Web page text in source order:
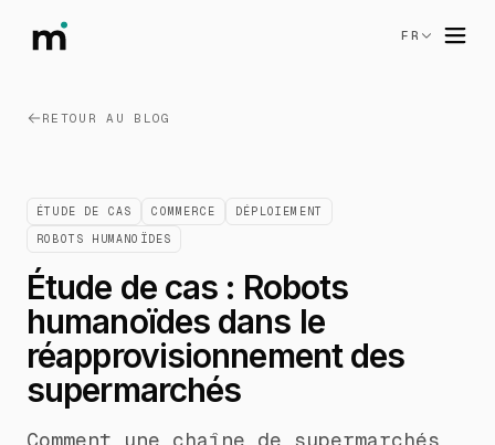
FR
RETOUR AU BLOG
ÉTUDE DE CAS COMMERCE
DÉPLOIEMENT
ROBOTS HUMANOÏDES
Étude de cas : Robots
humanoïdes dans le
réapprovisionnement des
supermarchés